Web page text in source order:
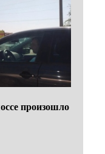
произошло